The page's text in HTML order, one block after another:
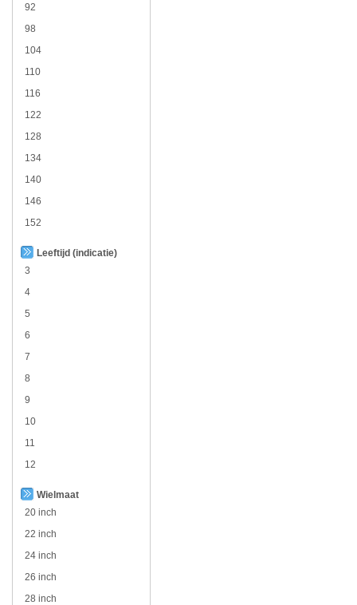
92
98
104
110
116
122
128
134
140
146
152
Leeftijd (indicatie)
3
4
5
6
7
8
9
10
11
12
Wielmaat
20 inch
22 inch
24 inch
26 inch
28 inch